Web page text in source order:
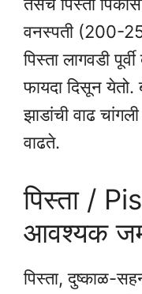
वनस्पती (200-
पिस्ता लागवडी
फायदा दिसून येतो.
झाडांची वाढ
वाढते.
पिस्ता /
आवश्यक
पिस्ता, दुष्काळ-